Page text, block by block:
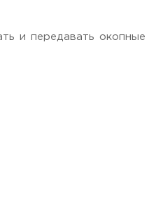
и передавать окопные